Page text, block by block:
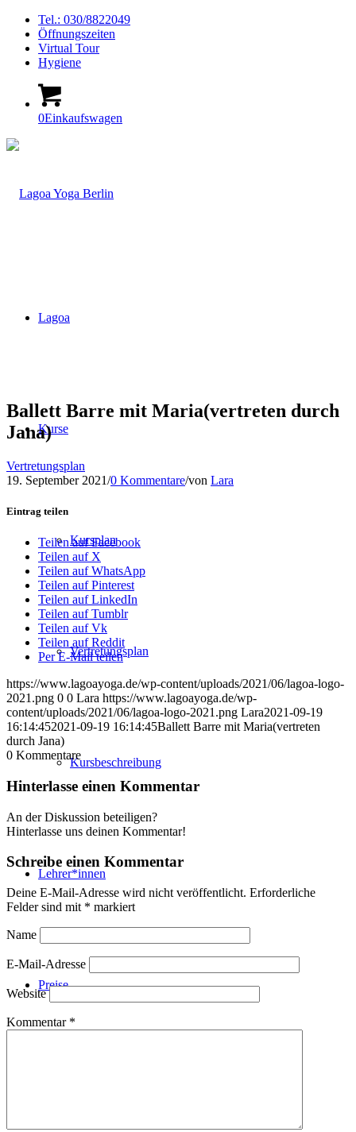
Tel.: 030/8822049
Öffnungszeiten
Virtual Tour
Hygiene
0Einkaufswagen
Lagoa
Kurse
Kursplan
Vertretungsplan
Kursbeschreibung
Lehrer*innen
Preise
Ballett Barre mit Maria(vertreten durch
Jana)
Vertretungsplan
19. September 2021/0 Kommentare/von Lara
Eintrag teilen
Teilen auf Facebook
Teilen auf X
Teilen auf WhatsApp
Teilen auf Pinterest
Teilen auf LinkedIn
Teilen auf Tumblr
Teilen auf Vk
Teilen auf Reddit
Per E-Mail teilen
https://www.lagoayoga.de/wp-content/uploads/2021/06/lagoa-logo-
2021.png 0 0 Lara https://www.lagoayoga.de/wp-
content/uploads/2021/06/lagoa-logo-2021.png Lara2021-09-19
16:14:452021-09-19 16:14:45Ballett Barre mit Maria(vertreten
durch Jana)
0 Kommentare
Hinterlasse einen Kommentar
An der Diskussion beteiligen?
Hinterlasse uns deinen Kommentar!
Schreibe einen Kommentar
Deine E-Mail-Adresse wird nicht veröffentlicht. Erforderliche
Felder sind mit * markiert
Name
E-Mail-Adresse
Website
Kommentar *